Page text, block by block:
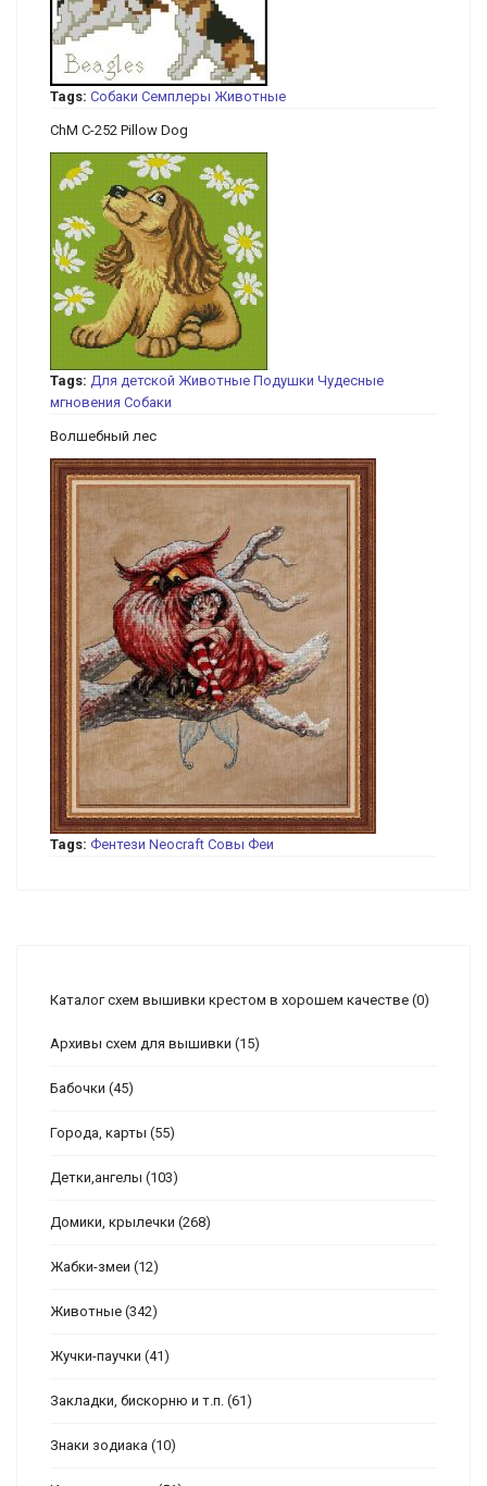
Tags: Собаки Семплеры Животные
ChM C-252 Pillow Dog
Tags: Для детской Животные Подушки Чудесные
мгновения Собаки
Волшебный лес
Tags: Фентези Neocraft Совы Феи
Каталог схем вышивки крестом в хорошем качестве (0)
Архивы схем для вышивки (15)
Бабочки (45)
Города, карты (55)
Детки,ангелы (103)
Домики, крылечки (268)
Жабки-змеи (12)
Животные (342)
Жучки-паучки (41)
Закладки, бискорню и т.п. (61)
Знаки зодиака (10)